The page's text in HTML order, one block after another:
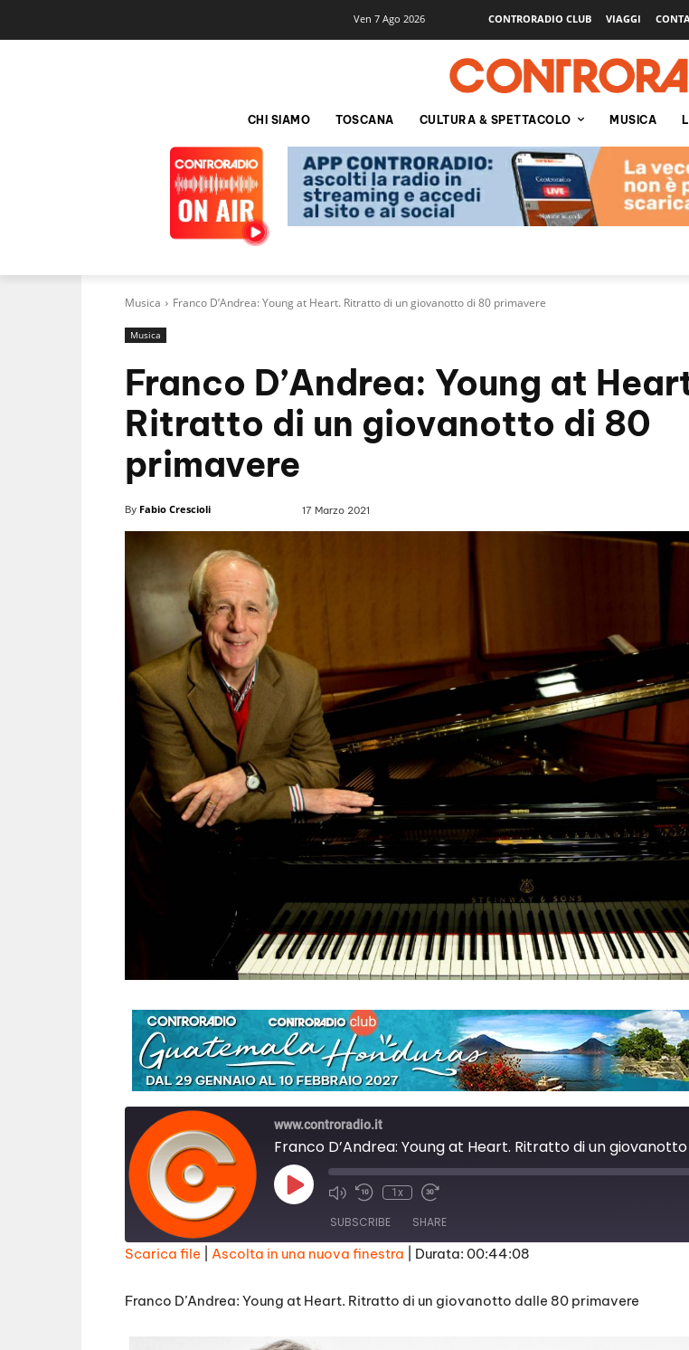
Ven 7 Ago 2026 CONTRORADIO CLUB VIAGGI
CHI SIAMO TOSCANA CULTURA & SPETTACOLO MUSICA
Musica Franco D’Andrea: Young at Heart. Ritratto di un giovanotto di 80 primavere
Musica
Franco D’Andrea: Young at
Ritratto di un giovanotto di 80
primavere
By Fabio Crescioli 17 Marzo 2021
www.controradio.it
P
l
E
p
o
1x
SUBSCRIBE SHARE
RSS FEED
Scarica file Ascolta in una nuova finestra Durata: 00:44:08
Franco D’Andrea: Young at Heart. Ritratto di un giovanotto dalle 80 primavere